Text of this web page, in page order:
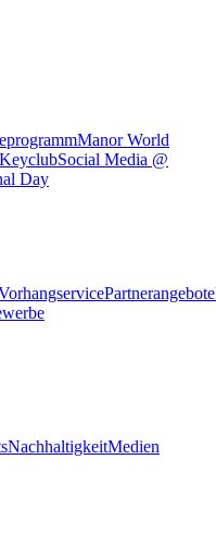
Manor World
Social Media @
Day
Partnerangebote
NachhaltigkeitMedien